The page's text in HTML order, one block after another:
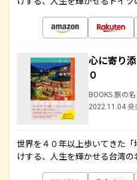
心に寄り
０
BOOKS 旅の
2022.11.04 発
世界を４０年以上歩いてきた
けする、人生を輝かせる台湾